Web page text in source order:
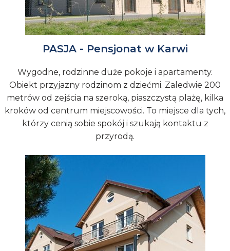
PASJA - Pensjonat w Karwi
Wygodne, rodzinne duże pokoje i apartamenty.
Obiekt przyjazny rodzinom z dziećmi. Zaledwie 200
metrów od zejścia na szeroką, piaszczystą plażę, kilka
kroków od centrum miejscowości. To miejsce dla tych,
którzy cenią sobie spokój i szukają kontaktu z
przyrodą.